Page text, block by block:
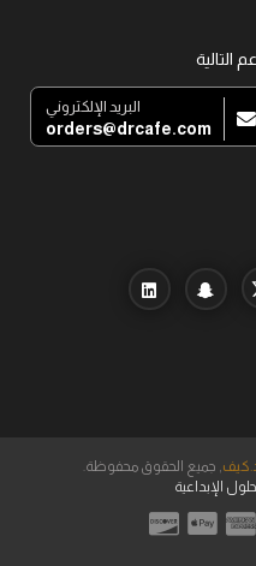
البريد الإلكتروني
orders@drcafe.com
, جميع الحقوق محفوظة.
الإبداعية